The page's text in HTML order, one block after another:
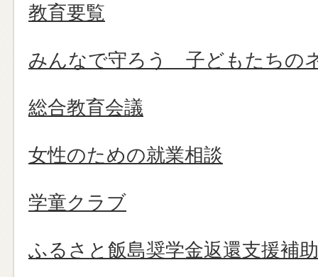
教育要覧
みんなで守ろう 子どもたちの
総合教育会議
女性のための就業相談
学童クラブ
ふるさと飯島奨学金返還支援補